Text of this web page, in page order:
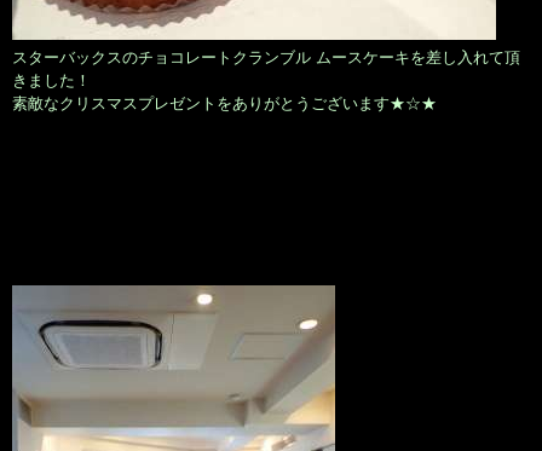
スターバックスのチョコレートクランブル ムースケーキを差し入れて頂
きました！
素敵なクリスマスプレゼントをありがとうございます★☆★